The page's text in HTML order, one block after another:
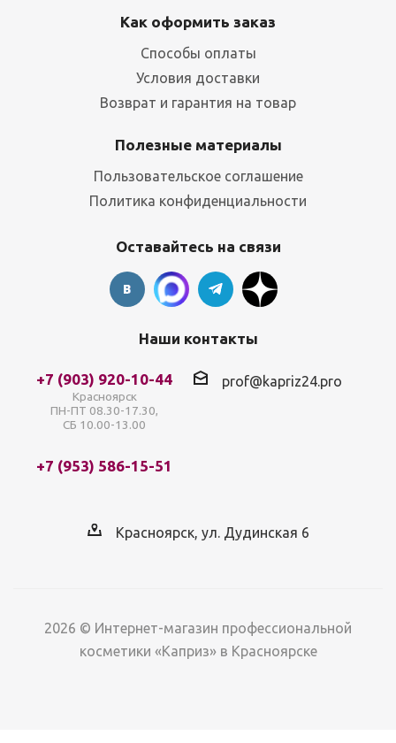
Как оформить заказ
Способы оплаты
Условия доставки
Возврат и гарантия на товар
Полезные материалы
Пользовательское соглашение
Политика конфиденциальности
Оставайтесь на связи
Наши контакты
+7 (903) 920-10-44
Красноярск
ПН-ПТ 08.30-17.30,
СБ 10.00-13.00
+7 (953) 586-15-51
prof@kapriz24.pro
Красноярск, ул. Дудинская 6
2026 © Интернет-магазин профессиональной
косметики «Каприз» в Красноярске